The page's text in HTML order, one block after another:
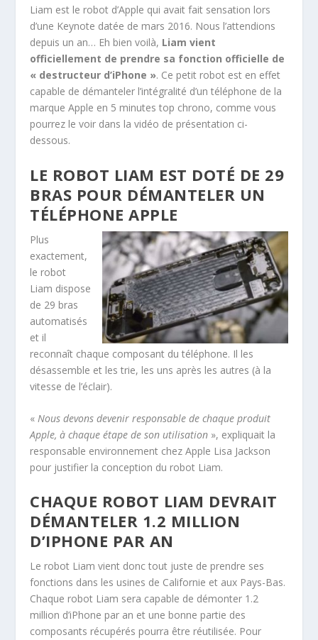
Liam est le robot d’Apple qui avait fait sensation lors
d’une Keynote datée de mars 2016. Nous l’attendions
depuis un an… Eh bien voilà, Liam vient
officiellement de prendre sa fonction officielle de
« destructeur d’iPhone ». Ce petit robot est en effet
capable de démanteler l’intégralité d’un téléphone de la
marque Apple en 5 minutes top chrono, comme vous
pourrez le voir dans la vidéo de présentation ci-
dessous.
LE ROBOT LIAM EST DOTÉ DE 29
BRAS POUR DÉMANTELER UN
TÉLÉPHONE APPLE
Plus
exactement,
le robot
Liam dispose
de 29 bras
automatisés
et il
reconnaît chaque composant du téléphone. Il les
désassemble et les trie, les uns après les autres (à la
vitesse de l’éclair).
«Nous devons devenir responsable de chaque produit
Apple, à chaque étape de son utilisation », expliquait la
responsable environnement chez Apple Lisa Jackson
pour justifier la conception du robot Liam.
CHAQUE ROBOT LIAM DEVRAIT
DÉMANTELER 1.2 MILLION
D’IPHONE PAR AN
Le robot Liam vient donc tout juste de prendre ses
fonctions dans les usines de Californie et aux Pays-Bas.
Chaque robot Liam sera capable de démonter 1.2
million d’iPhone par an et une bonne partie des
composants récupérés pourra être réutilisée. Pour